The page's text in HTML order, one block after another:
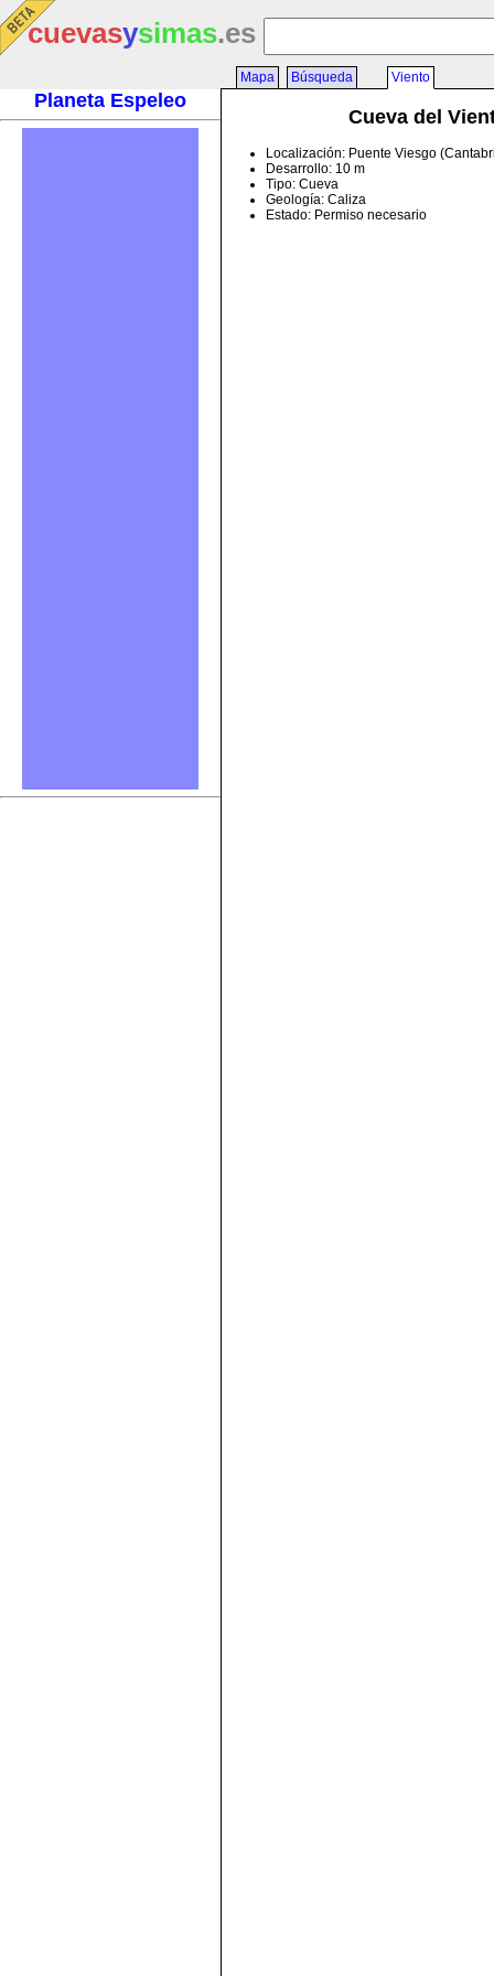
cuevasysimas.es
Planeta Espeleo
Mapa Búsqueda Viento
Cueva del
Localización: Puente Viesgo
Desarrollo: 10 m
Tipo: Cueva
Geología: Caliza
Estado: Permiso necesario